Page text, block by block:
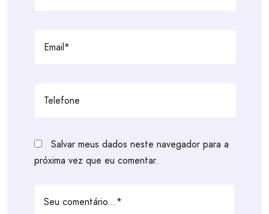
Salvar meus dados neste navegador para a
próxima vez que eu comentar.